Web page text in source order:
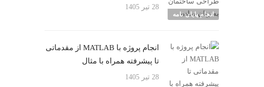
انجام پایان نامه
28 تیر 1405
انجام پروژه با MATLAB از مقدماتی
تا پیشرفته همراه با مثال
28 تیر 1405